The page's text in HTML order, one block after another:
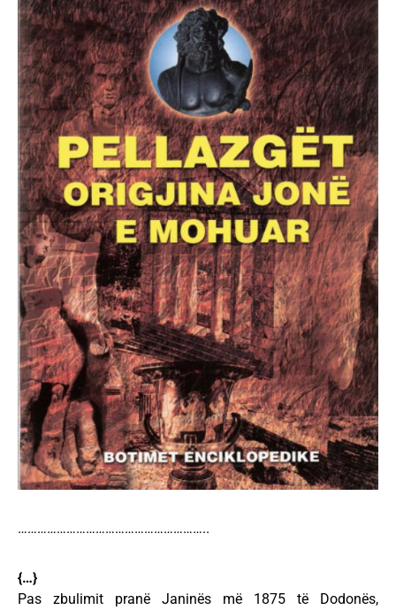
…………………………………………………..
{…}
Pas zbulimit pranë Janinës më 1875 të Dodonës,